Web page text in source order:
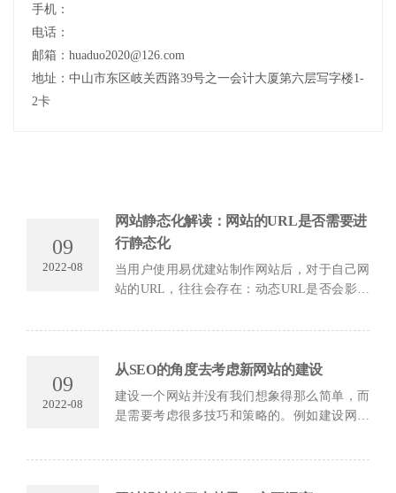
手机：
电话：
邮箱：huaduo2020@126.com
地址：中山市东区岐关西路39号之一会计大厦第六层写字楼1-
2卡
09
2022-08
网站静态化解读：网站的URL是否需要进
行静态化
当用户使用易优建站制作网站后，对于自己网
站的URL，往往会存在：动态URL是否会影响
行静态化处理的问题，针对这些疑问，用户可
09
2022-08
从SEO的角度去考虑新网站的建设
建设一个网站并没有我们想象得那么简单，而
是需要考虑很多技巧和策略的。例如建设网站